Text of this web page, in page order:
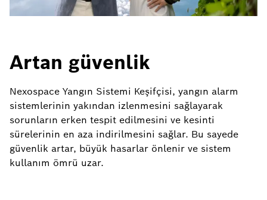
Artan güvenlik
Nexospace Yangın Sistemi Keşifçisi, yangın alarm
sistemlerinin yakından izlenmesini sağlayarak
sorunların erken tespit edilmesini ve kesinti
sürelerinin en aza indirilmesini sağlar. Bu sayede
güvenlik artar, büyük hasarlar önlenir ve sistem
kullanım ömrü uzar.